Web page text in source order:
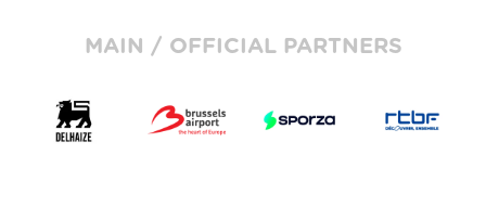
MAIN / OFFICIAL PARTNERS